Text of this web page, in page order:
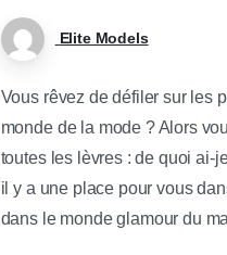
Elite Models
Vous rêvez de défiler sur les
monde de la mode ? Alors
toutes les lèvres : de quoi ai-
il y a une place pour vous
dans le monde glamour du